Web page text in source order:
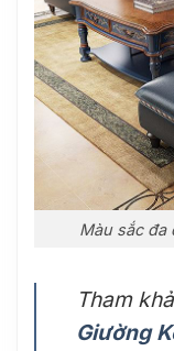
Màu sắc đa
Tham
Giường